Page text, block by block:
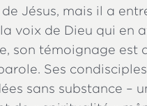
Jésus, mais il a
voix de Dieu qui en
son témoignage est
Ses
sans substance –